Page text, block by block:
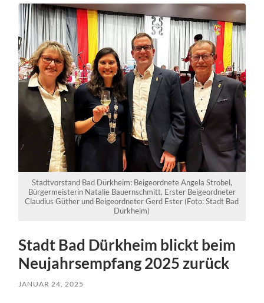
Stadtvorstand Bad Dürkheim: Beigeordnete Angela Strobel,
Bürgermeisterin Natalie Bauernschmitt, Erster Beigeordneter
Claudius Güther und Beigeordneter Gerd Ester (Foto: Stadt Bad
Dürkheim)
Stadt Bad Dürkheim blickt beim
Neujahrsempfang 2025 zurück
JANUAR 24, 2025